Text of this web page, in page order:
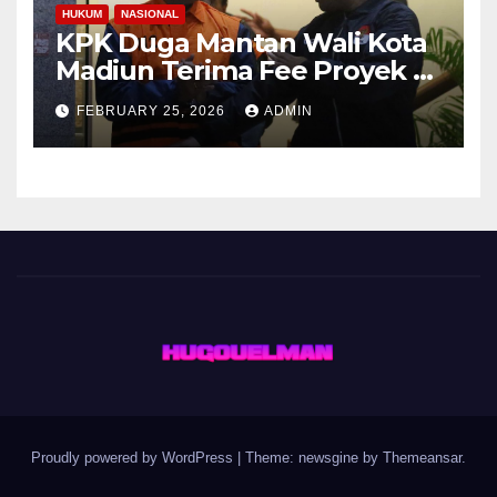
HUKUM NASIONAL
KPK Duga Mantan Wali Kota
Madiun Terima Fee Proyek 4-
10 Persen
FEBRUARY 25, 2026 ADMIN
Proudly powered by WordPress Theme: newsgine by Themeansar.